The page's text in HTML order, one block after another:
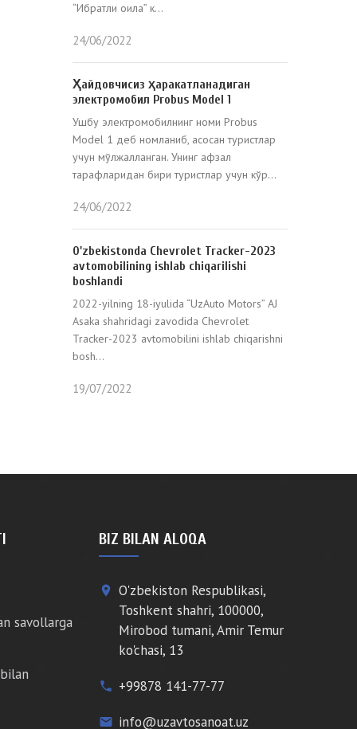
“Ибратли оила” к...
24/06/2022
Ҳайдовчисиз ҳаракатланадиган
электромобил Probus Model 1
Ушбу электромобилнинг номи Probus
Model 1 деб номланиб, асосан туристлар
учун мўлжалланган. Унинг афзал
тарафларидан бири туристлар учун кўр...
24/06/2022
O'zbekistonda Chevrolet Tracker-2023
avtomobilining ishlab chiqarilishi
boshlandi
2022-yilning 18-iyulida “UzAuto Motors” AJ
Asaka shahridagi zavodida Chevrolet
Tracker-2023 avtomobilini ishlab chiqarishni
bosh...
19/07/2022
savollarga
BIZ BILAN ALOQA
place O'zbekiston Respublikasi,
Toshkent shahri, 100000,
Mirobod tumani, Amir Temur
ko'chasi, 13
phone +99878 141-77-77
email info@uzavtosanoat.uz